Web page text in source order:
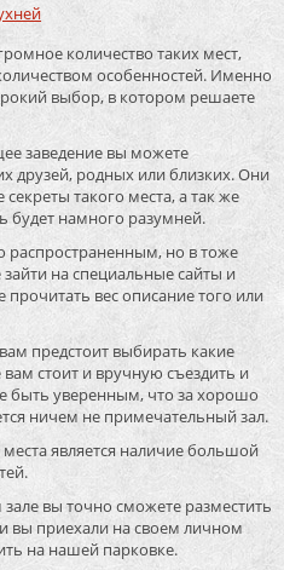
количество таких мест,
особенностей. Именно
выбор, в котором решаете
заведение вы можете
друзей, родных или близких. Они
такого места, а так же
будет намного разумней.
распространенным, но в тоже
на специальные сайты и
прочитать вес описание того или
предстоит выбирать какие
стоит и вручную съездить и
быть уверенным, что за хорошо
ничем не примечательный зал.
является наличие большой
вы точно сможете разместить
вы приехали на своем личном
на нашей парковке.